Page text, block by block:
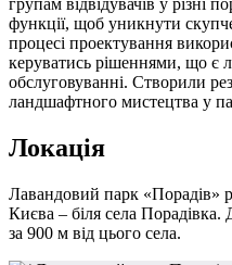
функції, щоб уникнути
процесі проектування
керуватись рішеннями, що є
обслуговуванні. Створили
ландшафтного мистецтва у
Локація
Лавандовий парк «Порадів»
Києва – біля села Порадівка.
за 900 м від цього села.